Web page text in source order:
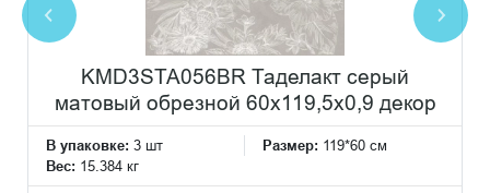
KMD3STA056BR Таделакт серый
матовый обрезной 60x119,5x0,9 декор
В упаковке: 3 шт Размер: 119*60 см
Вес: 15.384 кг